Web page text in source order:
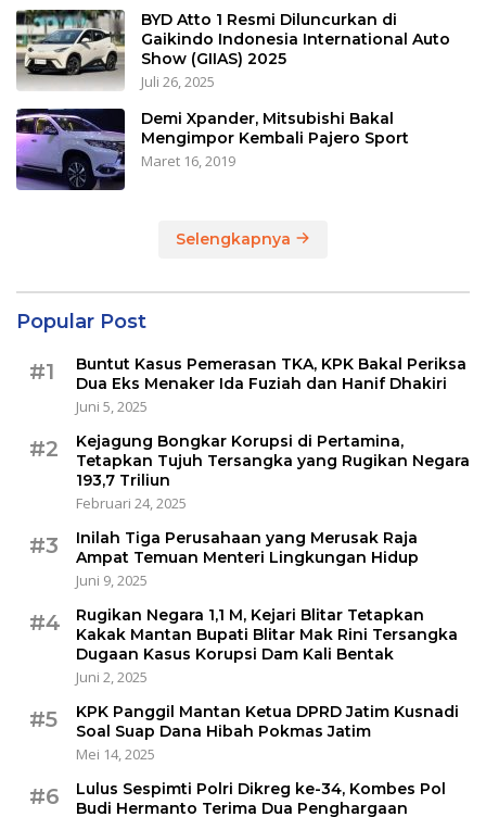
BYD Atto 1 Resmi Diluncurkan di
Gaikindo Indonesia International Auto
Show (GIIAS) 2025
Juli 26, 2025
Demi Xpander, Mitsubishi Bakal
Mengimpor Kembali Pajero Sport
Maret 16, 2019
Selengkapnya
Popular Post
#1
Buntut Kasus Pemerasan TKA, KPK Bakal Periksa
Dua Eks Menaker Ida Fuziah dan Hanif Dhakiri
Juni 5, 2025
#2
Kejagung Bongkar Korupsi di Pertamina,
Tetapkan Tujuh Tersangka yang Rugikan Negara
193,7 Triliun
Februari 24, 2025
#3
Inilah Tiga Perusahaan yang Merusak Raja
Ampat Temuan Menteri Lingkungan Hidup
Juni 9, 2025
#4
Rugikan Negara 1,1 M, Kejari Blitar Tetapkan
Kakak Mantan Bupati Blitar Mak Rini Tersangka
Dugaan Kasus Korupsi Dam Kali Bentak
Juni 2, 2025
#5
KPK Panggil Mantan Ketua DPRD Jatim Kusnadi
Soal Suap Dana Hibah Pokmas Jatim
Mei 14, 2025
#6
Lulus Sespimti Polri Dikreg ke-34, Kombes Pol
Budi Hermanto Terima Dua Penghargaan